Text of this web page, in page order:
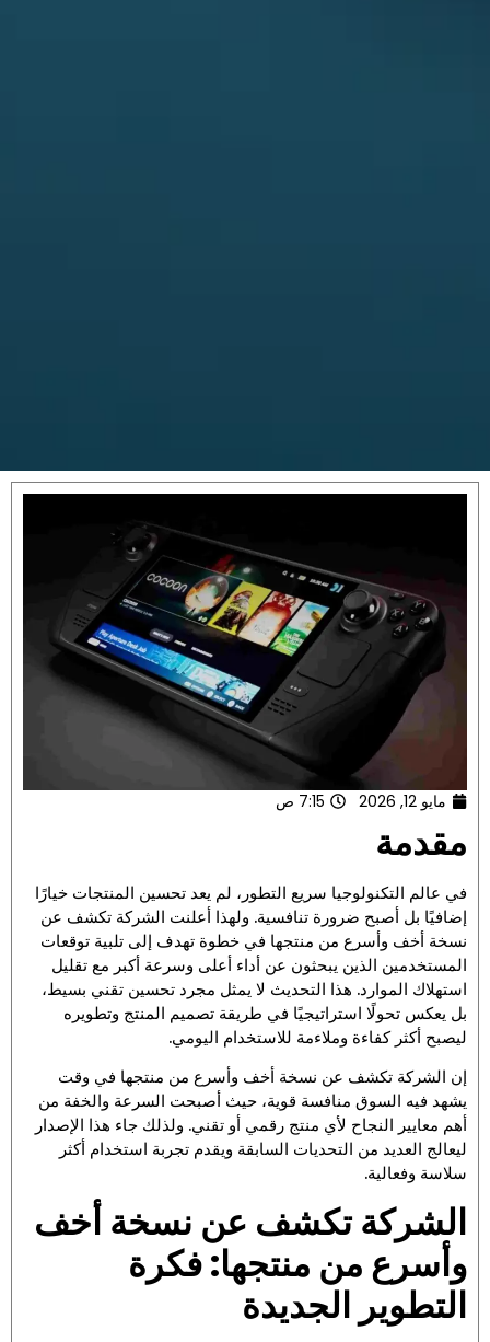
مايو 12, 2026 7:15 ص
مقدمة
في عالم التكنولوجيا سريع التطور، لم يعد تحسين المنتجات خيارًا
إضافيًا بل أصبح ضرورة تنافسية. ولهذا أعلنت الشركة تكشف عن
نسخة أخف وأسرع من منتجها في خطوة تهدف إلى تلبية توقعات
المستخدمين الذين يبحثون عن أداء أعلى وسرعة أكبر مع تقليل
استهلاك الموارد. هذا التحديث لا يمثل مجرد تحسين تقني بسيط،
بل يعكس تحولًا استراتيجيًا في طريقة تصميم المنتج وتطويره
ليصبح أكثر كفاءة وملاءمة للاستخدام اليومي.
إن الشركة تكشف عن نسخة أخف وأسرع من منتجها في وقت
يشهد فيه السوق منافسة قوية، حيث أصبحت السرعة والخفة من
أهم معايير النجاح لأي منتج رقمي أو تقني. ولذلك جاء هذا الإصدار
ليعالج العديد من التحديات السابقة ويقدم تجربة استخدام أكثر
سلاسة وفعالية.
الشركة تكشف عن نسخة أخف
وأسرع من منتجها: فكرة
التطوير الجديدة